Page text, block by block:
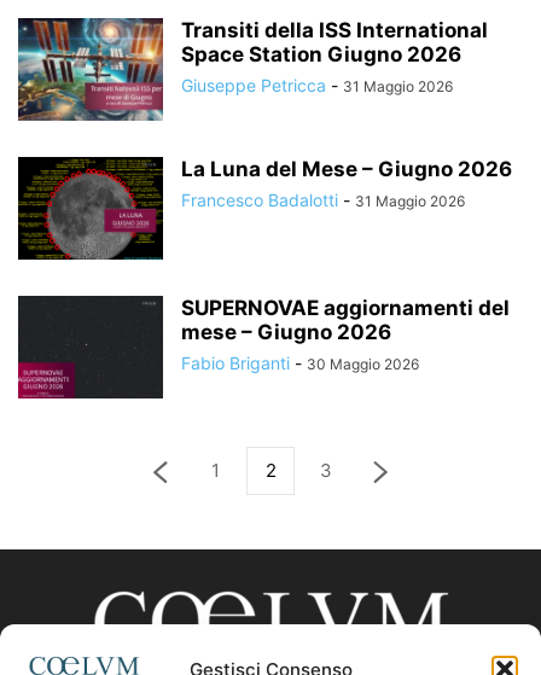
Gestisci Consenso
Transiti della ISS International
Space Station Giugno 2026
Giuseppe Petricca - 31 Maggio 2026
La Luna del Mese – Giugno 2026
Francesco Badalotti - 31 Maggio 2026
SUPERNOVAE aggiornamenti del
mese – Giugno 2026
Fabio Briganti - 30 Maggio 2026
1 2 3